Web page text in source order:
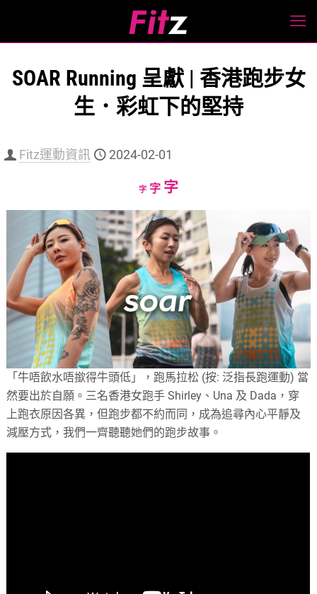
SOAR Running 呈獻 | 香港跑步女
生．彩虹下的堅持
Fitz運動資訊 2024-02-01
字Decrease
size.
字Reset
size.
字Increase
size.
「牛唔飲水唔撳得牛頭低」，跑馬拉松 (按: 泛指長跑運動) 當
然要出於自願。三名香港女跑手 Shirley、Una 及 Dada，穿
上跑衣原因各異，但跑步都不約而同，成為追尋內心平靜及
減壓方式，我們一齊聽聽她們的跑步故事。